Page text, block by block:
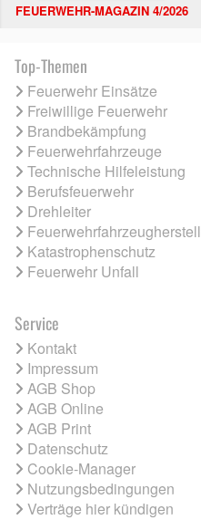
FEUERWEHR-MAGAZIN 4/2026
Top-Themen
Feuerwehr Einsätze
Freiwillige Feuerwehr
Brandbekämpfung
Feuerwehrfahrzeuge
Technische Hilfeleistung
Berufsfeuerwehr
Drehleiter
Katastrophenschutz
Feuerwehr Unfall
Service
Kontakt
Impressum
AGB Shop
AGB Online
AGB Print
Datenschutz
Cookie-Manager
Nutzungsbedingungen
Verträge hier kündigen